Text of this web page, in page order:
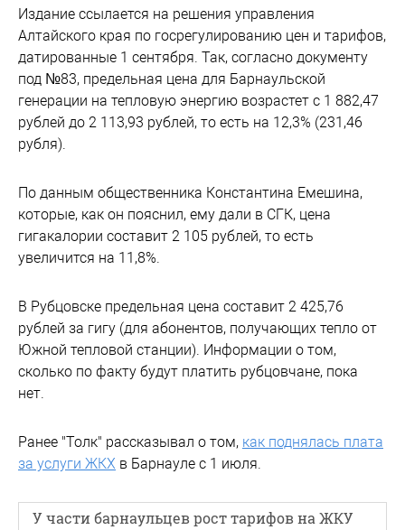
Издание ссылается на решения управления
Алтайского края по госрегулированию цен и тарифов,
датированные 1 сентября. Так, согласно документу
под №83, предельная цена для Барнаульской
генерации на тепловую энергию возрастет с 1 882,47
рублей до 2 113,93 рублей, то есть на 12,3% (231,46
рубля).
По данным общественника Константина Емешина,
которые, как он пояснил, ему дали в СГК, цена
гигакалории составит 2 105 рублей, то есть
увеличится на 11,8%.
В Рубцовске предельная цена составит 2 425,76
рублей за гигу (для абонентов, получающих тепло от
Южной тепловой станции). Информации о том,
сколько по факту будут платить рубцовчане, пока
нет.
Ранее "Толк" рассказывал о том, как поднялась плата
за услуги ЖКХ в Барнауле с 1 июля.
У части барнаульцев рост тарифов на ЖКУ